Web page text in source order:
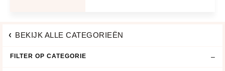
BEKIJK ALLE CATEGORIEËN
FILTER OP CATEGORIE